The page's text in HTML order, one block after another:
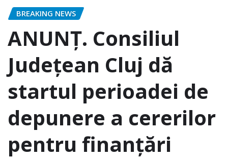
BREAKING NEWS
ANUNȚ. Consiliul
Județean Cluj dă
startul perioadei de
depunere a cererilor
pentru finanțări